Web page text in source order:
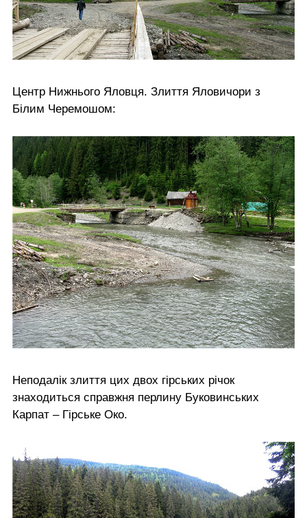
Центр Нижнього Яловця. Злиття Яловичори з
Білим Черемошом:
Неподалік злиття цих двох гірських річок
знаходиться справжня перлину Буковинських
Карпат – Гірське Око.